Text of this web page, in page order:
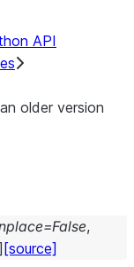
API
older version
=False,
[source]